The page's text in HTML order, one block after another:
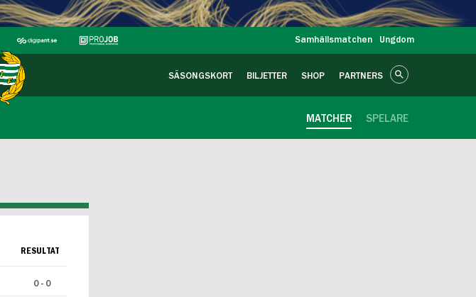
Samhällsmatchen Ungdom
SÄSONGSKORT BILJETTER SHOP PARTNERS
SPELARE
MATCHER
RESULTAT
0 - 0